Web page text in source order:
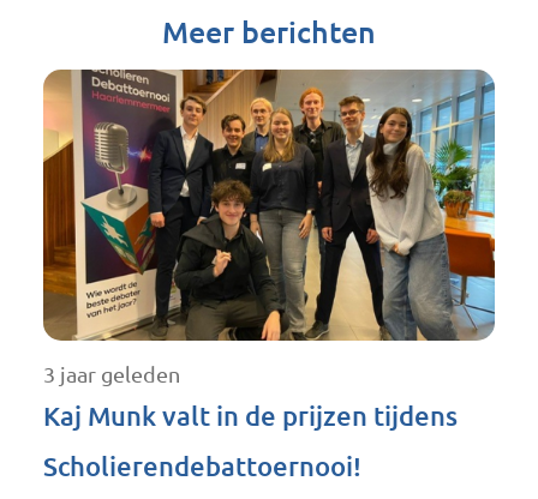
Meer berichten
3 jaar geleden
Kaj Munk valt in de prijzen tijdens
Scholierendebattoernooi!